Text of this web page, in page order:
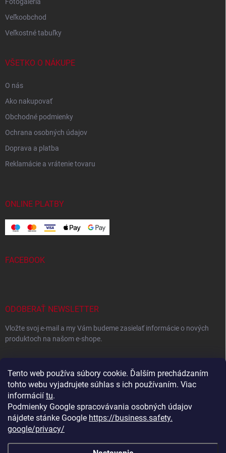
Tento web používa súbory cookie. Ďalším prechádzaním
tohto webu vyjadrujete súhlas s ich používaním. Viac
informácií tu.
Podmienky Google spracovávania osobných údajov
nájdete stánke Google https://business.safety.
google/privacy/
Veľkoobchod
Veľkostné tabuľky
VŠETKO O NÁKUPE
O nás
Ako nakupovať
Obchodné podmienky
Ochrana osobných údajov
Doprava a platba
Reklamácie a vrátenie tovaru
ONLINE PLATBY
FACEBOOK
ODOBERAŤ NEWSLETTER
Vložte svoj e-mail a my Vám budeme zasielať informácie o nových
produktoch na našom e-shope.
Vložením e-mailu súhlasíte spodmienkami ochrany osobných
údajov
Prihlásiť sa